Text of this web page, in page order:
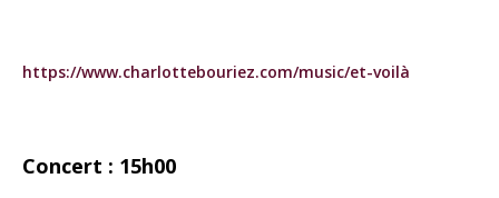
https://www.charlottebouriez.com/music/et-voilà
Concert : 15h00